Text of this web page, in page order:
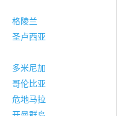
格陵兰
圣卢西亚
多米尼加
哥伦比亚
危地马拉